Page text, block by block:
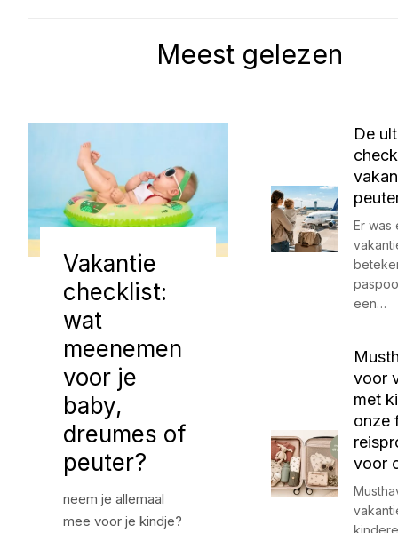
Meest gelezen
Vakantie
checklist:
wat
meenemen
voor je
baby,
dreumes of
peuter?
neem je allemaal
mee voor je kindje?
De
Er was
een…
voor
met
onze
voor